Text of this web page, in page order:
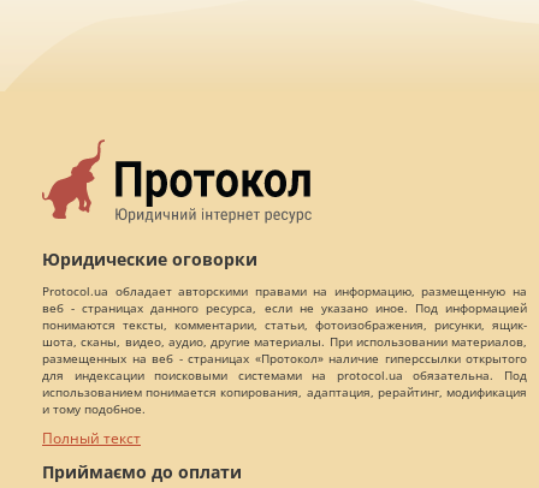
Юридические оговорки
Protocol.ua обладает авторскими правами на информацию, размещенную на
веб - страницах данного ресурса, если не указано иное. Под информацией
понимаются тексты, комментарии, статьи, фотоизображения, рисунки, ящик-
шота, сканы, видео, аудио, другие материалы. При использовании материалов,
размещенных на веб - страницах «Протокол» наличие гиперссылки открытого
для индексации поисковыми системами на protocol.ua обязательна. Под
использованием понимается копирования, адаптация, рерайтинг, модификация
и тому подобное.
Полный текст
Приймаємо до оплати